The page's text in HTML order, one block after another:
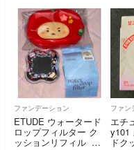
ファンデーション
ETUDE ウォータード
ロップフィルター ク
ッションリフィル ぺ
ファン
エチ
y101
ドク